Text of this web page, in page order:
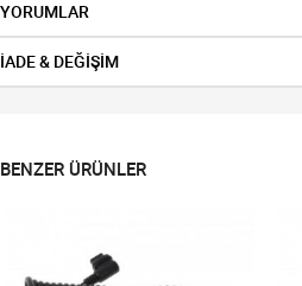
YORUMLAR
İADE & DEĞİŞİM
BENZER ÜRÜNLER